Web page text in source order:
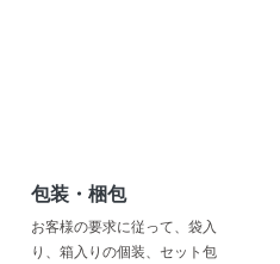
包装・梱包
お客様の要求に従って、袋入
り、箱入りの個装、セット包